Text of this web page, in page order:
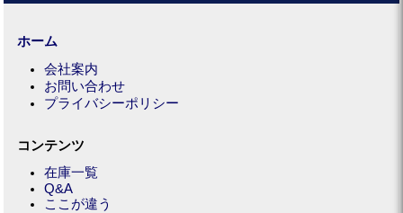
ホーム
会社案内
お問い合わせ
プライバシーポリシー
コンテンツ
在庫一覧
Q&A
ここが違う